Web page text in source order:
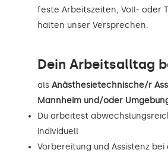
feste Arbeitszeiten, Voll- oder
halten unser Versprechen.
Dein Arbeitsalltag
als Anästhesietechnische/r
Mannheim und/oder
Du arbeitest
individuell
Vorbereitung und Assistenz bei